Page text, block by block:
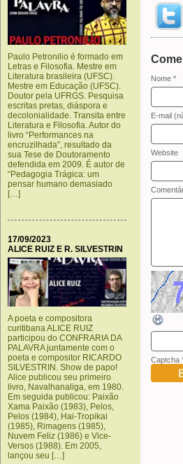
Paulo Petronilio é formado em
Letras e Filosofia. Mestre em
Literatura brasileira (UFSC).
Mestre em Educação (UFSC).
Doutor pela UFRGS. Pesquisa
escritas pretas, diáspora e
decolonialidade. Transita entre
Literatura e Filosofia. Autor do
livro “Performances na
encruzilhada”, resultado da
sua Tese de Doutoramento
defendida em 2009. É autor de
“Pedagogia Trágica: um
pensar humano demasiado
[…]
17/09/2023
ALICE RUIZ E R. SILVESTRIN
A poeta e compositora
curitibana ALICE RUIZ
participou do CONFRARIA DA
PALAVRA juntamente com o
poeta e compositor RICARDO
SILVESTRIN. Show de papo!
Alice publicou seu primeiro
livro, Navalhanaliga, em 1980.
Em seguida publicou: Paixão
Xama Paixão (1983), Pelos,
Pelos (1984), Hai-Tropikai
(1985), Rimagens (1985),
Nuvem Feliz (1986) e Vice-
Versos (1988). Em 2005,
lançou seu […]
Nome *
E-mail
Website
Captcha